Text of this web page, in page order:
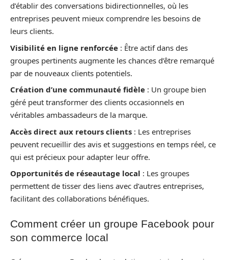
d’établir des conversations bidirectionnelles, où les
entreprises peuvent mieux comprendre les besoins de
leurs clients.
Visibilité en ligne renforcée : Être actif dans des
groupes pertinents augmente les chances d’être remarqué
par de nouveaux clients potentiels.
Création d’une communauté fidèle : Un groupe bien
géré peut transformer des clients occasionnels en
véritables ambassadeurs de la marque.
Accès direct aux retours clients : Les entreprises
peuvent recueillir des avis et suggestions en temps réel, ce
qui est précieux pour adapter leur offre.
Opportunités de réseautage local : Les groupes
permettent de tisser des liens avec d’autres entreprises,
facilitant des collaborations bénéfiques.
Comment créer un groupe Facebook pour
son commerce local